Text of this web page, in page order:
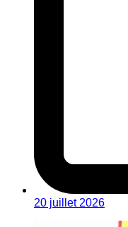
20 juillet 2026